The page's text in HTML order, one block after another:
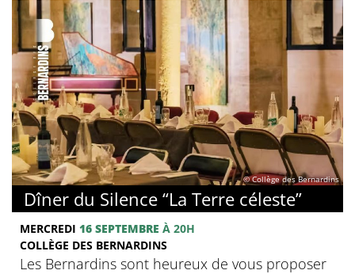
© Collège des Bernardins
Dîner du Silence “La Terre céleste”
MERCREDI 16 SEPTEMBRE À 20H
COLLÈGE DES BERNARDINS
Les Bernardins sont heureux de vous proposer